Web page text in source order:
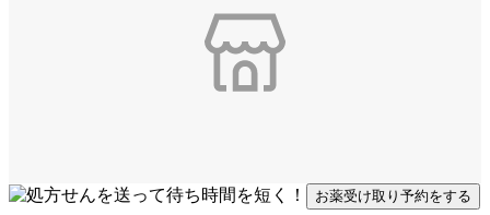
お薬受け取り予約をする